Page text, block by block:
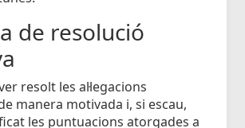
de resolució
resolt les al·legacions
manera motivada i, si escau,
les puntuacions atorgades a